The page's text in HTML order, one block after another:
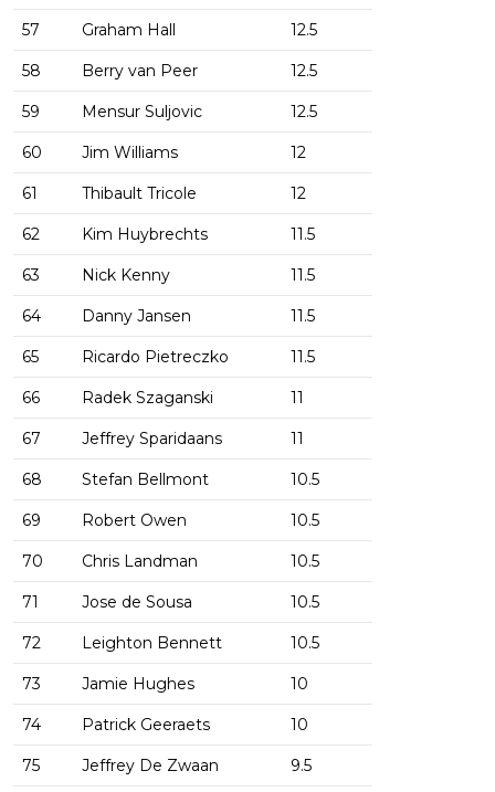
57 Graham Hall 12.5
58 Berry van Peer 12.5
59 Mensur Suljovic 12.5
60 Jim Williams 12
61 Thibault Tricole 12
62 Kim Huybrechts 11.5
63 Nick Kenny 11.5
64 Danny Jansen 11.5
65 Ricardo Pietreczko 11.5
66 Radek Szaganski 11
67 Jeffrey Sparidaans 11
68 Stefan Bellmont 10.5
69 Robert Owen 10.5
70 Chris Landman 10.5
71 Jose de Sousa 10.5
72 Leighton Bennett 10.5
73 Jamie Hughes 10
74 Patrick Geeraets 10
75 Jeffrey De Zwaan 9.5